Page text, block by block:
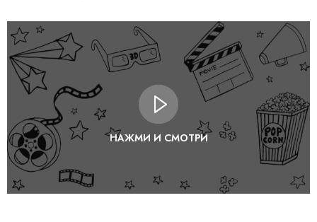
НАЖМИ И СМОТРИ